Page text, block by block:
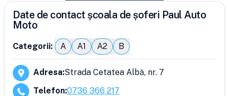
Date de contact școala de șoferi Paul Auto
Moto
Categorii: A A1 A2 B
Adresa:Strada Cetatea Albă, nr. 7
Telefon:0736 366 217